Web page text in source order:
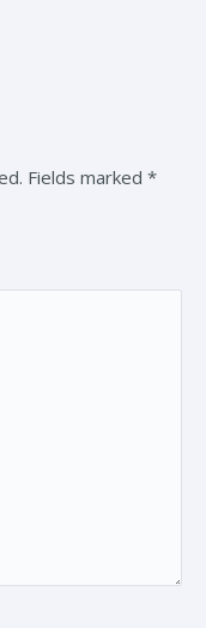
Fields marked *